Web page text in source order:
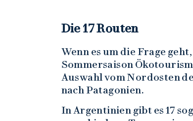
Die 17 Routen
Wenn es um die Frage
Sommersaison
Auswahl vom Nordosten
nach Patagonien.
In Argentinien gibt es 17